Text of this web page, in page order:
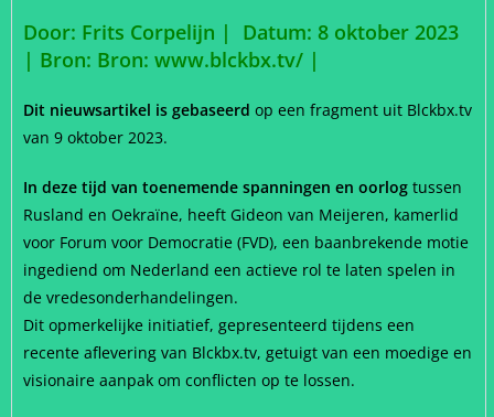
Door: Frits Corpelijn | Datum: 8 oktober 2023
| Bron: Bron: www.blckbx.tv/ |
Dit nieuwsartikel is gebaseerd op een fragment uit Blckbx.tv
van 9 oktober 2023.
In deze tijd van toenemende spanningen en oorlog tussen
Rusland en Oekraïne, heeft Gideon van Meijeren, kamerlid
voor Forum voor Democratie (FVD), een baanbrekende motie
ingediend om Nederland een actieve rol te laten spelen in
de vredesonderhandelingen.
Dit opmerkelijke initiatief, gepresenteerd tijdens een
recente aflevering van Blckbx.tv, getuigt van een moedige en
visionaire aanpak om conflicten op te lossen.